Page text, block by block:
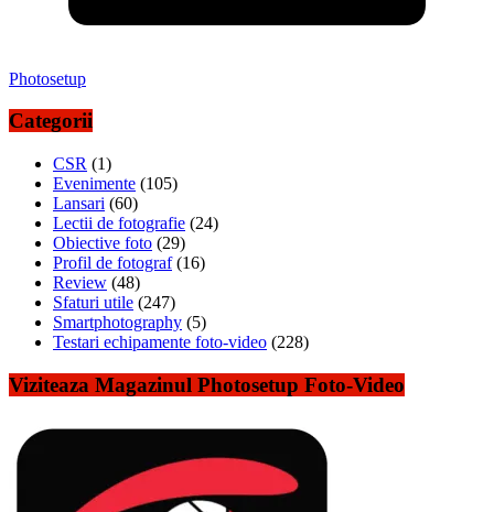
Photosetup
Categorii
CSR (1)
Evenimente (105)
Lansari (60)
Lectii de fotografie (24)
Obiective foto (29)
Profil de fotograf(16)
Review (48)
Sfaturi utile (247)
Smartphotography (5)
Testari echipamente foto-video (228)
Viziteaza Magazinul Photosetup Foto-Video